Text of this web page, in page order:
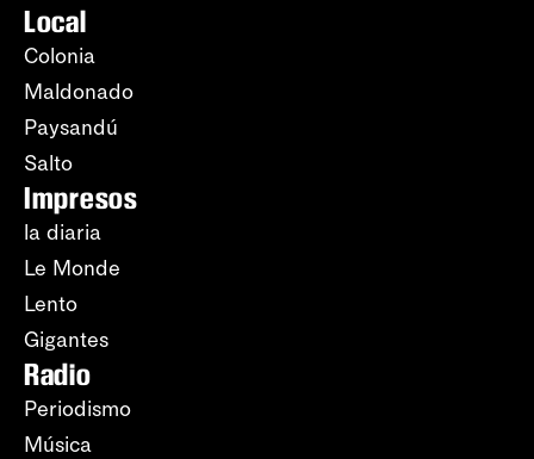
Local
Colonia
Maldonado
Paysandú
Salto
Impresos
la diaria
Le Monde
Lento
Gigantes
Radio
Periodismo
Música